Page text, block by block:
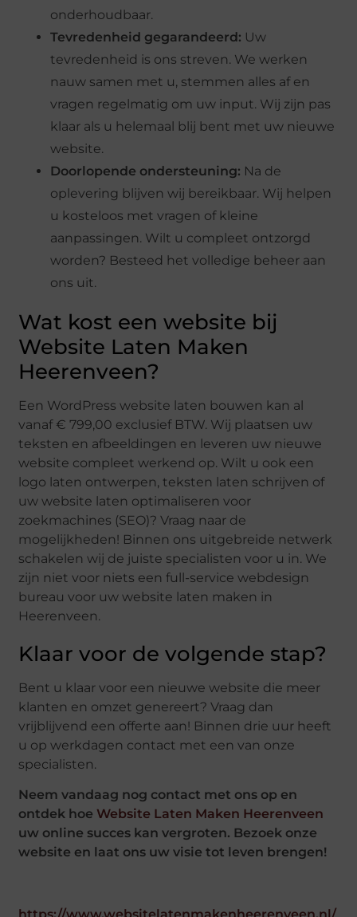
onderhoudbaar.
Tevredenheid gegarandeerd: Uw
tevredenheid is ons streven. We werken
nauw samen met u, stemmen alles af en
vragen regelmatig om uw input. Wij zijn pas
klaar als u helemaal blij bent met uw nieuwe
website.
Doorlopende ondersteuning: Na de
oplevering blijven wij bereikbaar. Wij helpen
u kosteloos met vragen of kleine
aanpassingen. Wilt u compleet ontzorgd
worden? Besteed het volledige beheer aan
ons uit.
Wat kost een website bij
Website Laten Maken
Heerenveen?
Een WordPress website laten bouwen kan al
vanaf € 799,00 exclusief BTW. Wij plaatsen uw
teksten en afbeeldingen en leveren uw nieuwe
website compleet werkend op. Wilt u ook een
logo laten ontwerpen, teksten laten schrijven of
uw website laten optimaliseren voor
zoekmachines (SEO)? Vraag naar de
mogelijkheden! Binnen ons uitgebreide netwerk
schakelen wij de juiste specialisten voor u in. We
zijn niet voor niets een full-service webdesign
bureau voor uw website laten maken in
Heerenveen.
Klaar voor de volgende stap?
Bent u klaar voor een nieuwe website die meer
klanten en omzet genereert? Vraag dan
vrijblijvend een offerte aan! Binnen drie uur heeft
u op werkdagen contact met een van onze
specialisten.
Neem vandaag nog contact met ons op en
ontdek hoe Website Laten Maken Heerenveen
uw online succes kan vergroten. Bezoek onze
website en laat ons uw visie tot leven brengen!